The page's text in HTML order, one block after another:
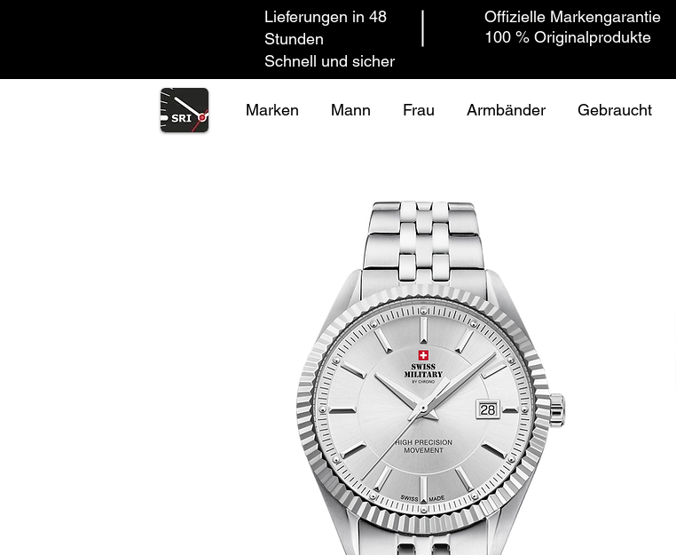
Lieferungen in 48
Stunden
Schnell und sicher
100 % Originalprodukte
Offizielle Markengarantie
Marken Mann Frau Armbänder Gebraucht